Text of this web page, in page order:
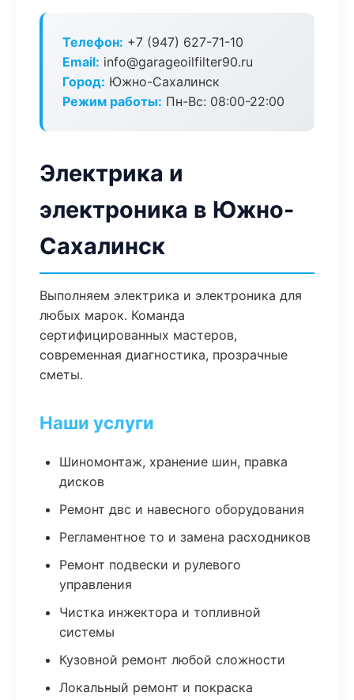
Телефон: +7 (947) 627-71-10
Email: info@garageoilfilter90.ru
Город: Южно-Сахалинск
Режим работы: Пн-Вс: 08:00-22:00
Электрика и
электроника в Южно-
Сахалинск
Выполняем электрика и электроника для
любых марок. Команда
сертифицированных мастеров,
современная диагностика, прозрачные
сметы.
Наши услуги
Шиномонтаж, хранение шин, правка
дисков
Ремонт двс и навесного оборудования
Регламентное то и замена расходников
Ремонт подвески и рулевого
управления
Чистка инжектора и топливной
системы
Кузовной ремонт любой сложности
Локальный ремонт и покраска